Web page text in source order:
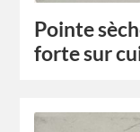
Pointe
forte sur